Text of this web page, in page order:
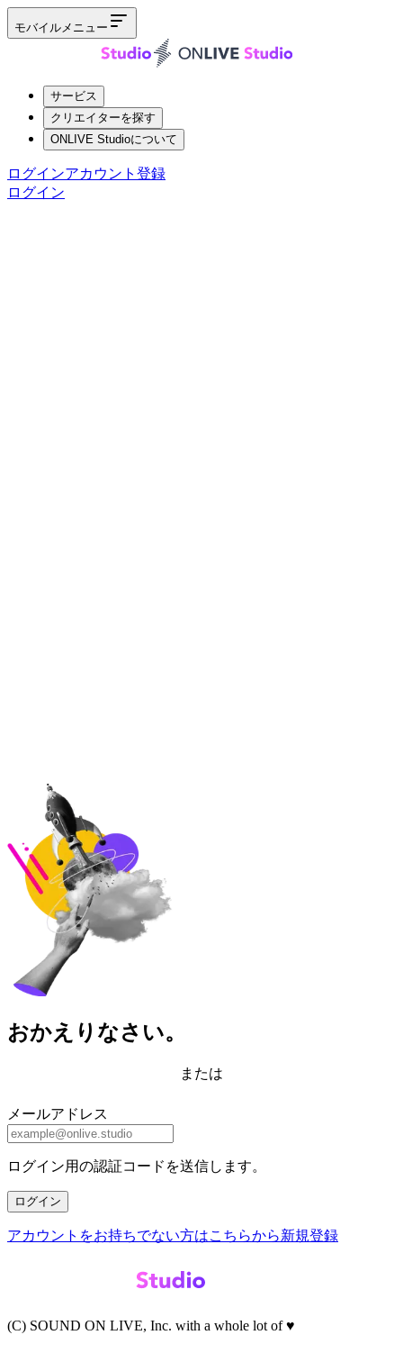
モバイルメニュー
サービス
クリエイターを探す
ONLIVE Studioについて
ログインアカウント登録
ログイン
おかえりなさい。
または
メールアドレス
ログイン用の認証コードを送信します。
ログイン
アカウントをお持ちでない方はこちらから新規登録
(C) SOUND ON LIVE, Inc. with a whole lot of ♥